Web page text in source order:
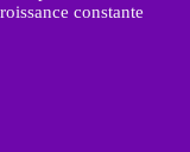
constante